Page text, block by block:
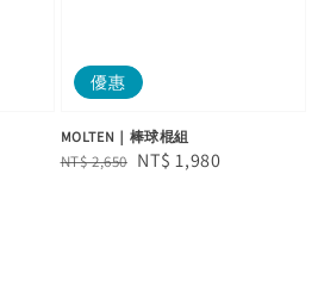
優惠
MOLTEN｜棒球棍組
Regular
NT$ 2,650 Sale
NT$ 1,980